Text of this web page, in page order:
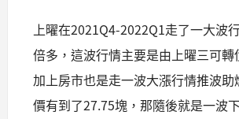
上曜在2021Q4-2022Q1走了一大波
倍多，這波行情主要是由上曜三可
加上房市也是走一波大漲行情推波
價有到了27.75塊，那隨後就是一波